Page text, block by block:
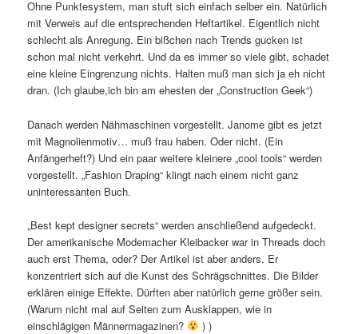
Ohne Punktesystem, man stuft sich einfach selber ein. Natürlich
mit Verweis auf die entsprechenden Heftartikel. Eigentlich nicht
schlecht als Anregung. Ein bißchen nach Trends gucken ist
schon mal nicht verkehrt. Und da es immer so viele gibt, schadet
eine kleine Eingrenzung nichts. Halten muß man sich ja eh nicht
dran. (Ich glaube,ich bin am ehesten der „Construction Geek“)
Danach werden Nähmaschinen vorgestellt. Janome gibt es jetzt
mit Magnolienmotiv… muß frau haben. Oder nicht. (Ein
Anfängerheft?) Und ein paar weitere kleinere „cool tools“ werden
vorgestellt. „Fashion Draping“ klingt nach einem nicht ganz
uninteressanten Buch.
„Best kept designer secrets“ werden anschließend aufgedeckt.
Der amerikanische Modemacher Kleibacker war in Threads doch
auch erst Thema, oder? Der Artikel ist aber anders. Er
konzentriert sich auf die Kunst des Schrägschnittes. Die Bilder
erklären einige Effekte. Dürften aber natürlich gerne größer sein.
(Warum nicht mal auf Seiten zum Ausklappen, wie in
einschlägigen Männermagazinen?
) )